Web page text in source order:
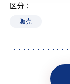
区分
販売